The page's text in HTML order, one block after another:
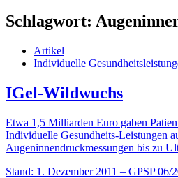
Schlagwort:
Artikel
Individuelle
IGel-Wildwuchs
Etwa 1,5 Milliarden Euro gaben
Individuelle Gesundheits-Leistungen
Augeninnendruckmessungen bis zu
Stand: 1. Dezember 2011 – GPSP 06/